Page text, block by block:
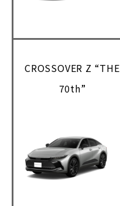
CROSSOVER Z “THE
70th”